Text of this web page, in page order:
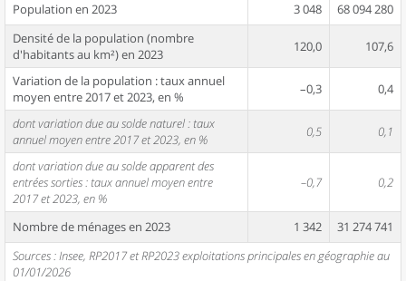
Population en 2023 3 048
68 094 280
Densité de la population (nombre
d'habitants au km²) en 2023
120,0 107,6
Variation de la population : taux annuel
moyen entre 2017 et 2023, en %
–0,3 0,4
dont variation due au solde naturel : taux
annuel moyen entre 2017 et 2023, en %
0,5 0,1
dont variation due au solde apparent des
entrées sorties : taux annuel moyen entre
2017 et 2023, en %
–0,7 0,2
Nombre de ménages en 2023 1 342
31 274 741
Sources : Insee, RP2017 et RP2023 exploitations principales en géographie au
01/01/2026